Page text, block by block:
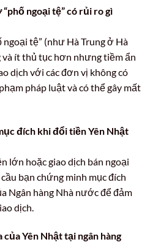
ngoại tệ” có rủi ro gì
tệ” (như Hà Trung ở Hà
và ít thủ tục hơn nhưng tiềm ẩn
dịch với các đơn vị không có
pháp luật và có thể gây mất
đích khi đổi tiền Yên Nhật
lớn hoặc giao dịch bán ngoại
bạn chứng minh mục đích
Ngân hàng Nhà nước để đảm
dịch.
của Yên Nhật tại ngân hàng